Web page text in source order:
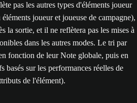
pas les autres types d'éléments joueur
joueur et joueuse de campagne),
la sortie, et il ne reflètera pas les mises à
dans les autres modes. Le tri par
fonction de leur Note globale, puis en
basés sur les performances réelles de
de l'élément).